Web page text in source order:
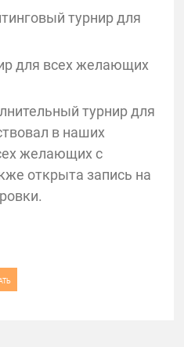
турнир для
для всех желающих
турнир для
в наших
желающих с
открыта запись на